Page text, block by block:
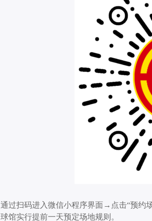
通过扫码进入微信小程序界面→点击“预约
球馆实行提前一天预定场地规则。